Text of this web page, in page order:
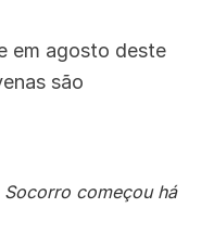
em agosto deste
são
Socorro começou há